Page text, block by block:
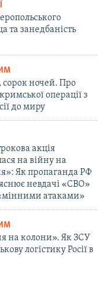
та занедбаність
сорок ночей. Про
операції з
до миру
акція
на війну на
Як пропаганда РФ
невдачі «СВО»
атаками»
на колони». Як ЗСУ
логістику Росії в